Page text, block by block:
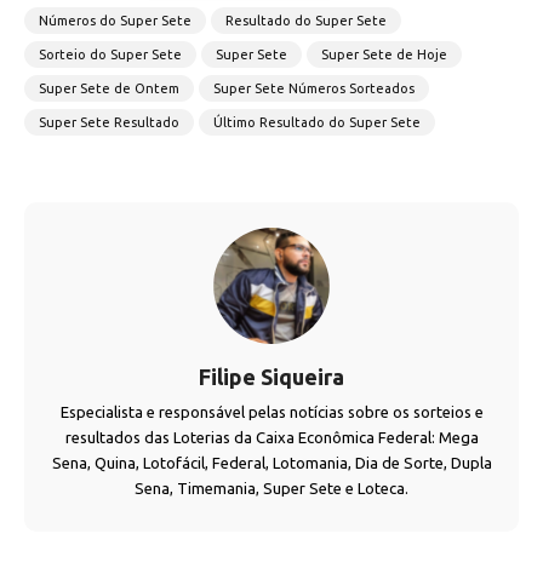
Números do Super Sete Resultado do Super Sete
Sorteio do Super Sete Super Sete Super Sete de Hoje
Super Sete de Ontem Super Sete Números Sorteados
Super Sete Resultado Último Resultado do Super Sete
Filipe Siqueira
Especialista e responsável pelas notícias sobre os sorteios e
resultados das Loterias da Caixa Econômica Federal: Mega
Sena, Quina, Lotofácil, Federal, Lotomania, Dia de Sorte, Dupla
Sena, Timemania, Super Sete e Loteca.